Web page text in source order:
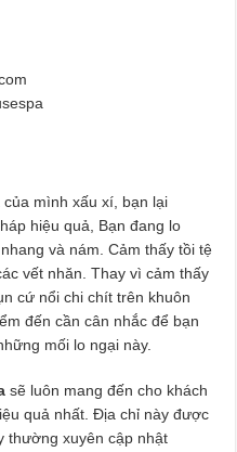
mình xấu xí, bạn lại
hiệu quả, Bạn đang lo
và nám. Cảm thấy tồi tệ
vết nhăn. Thay vì cảm thấy
cứ nổi chi chít trên khuôn
đến cần cân nhắc để bạn
mối lo ngại này.
sẽ luôn mang đến cho khách
quả nhất. Địa chỉ này được
thường xuyên cập nhật